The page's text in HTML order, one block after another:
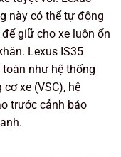
này có thể tự động
giữ cho xe luôn ổn
Lexus IS35
như hệ thống
xe (VSC), hệ
trước cảnh báo